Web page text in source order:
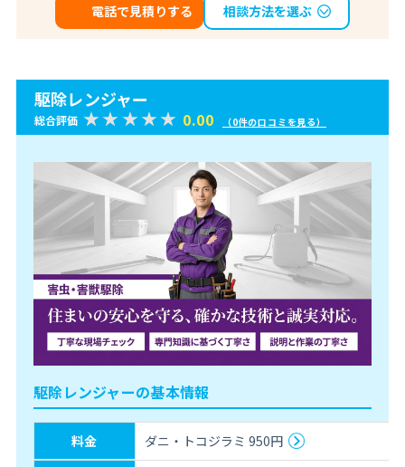
電話で見積りする 相談方法を選ぶ
駆除レンジャー
総合評価 0.00 （0件の口コミを見る）
駆除レンジャーの基本情報
料金 ダニ・トコジラミ 950円